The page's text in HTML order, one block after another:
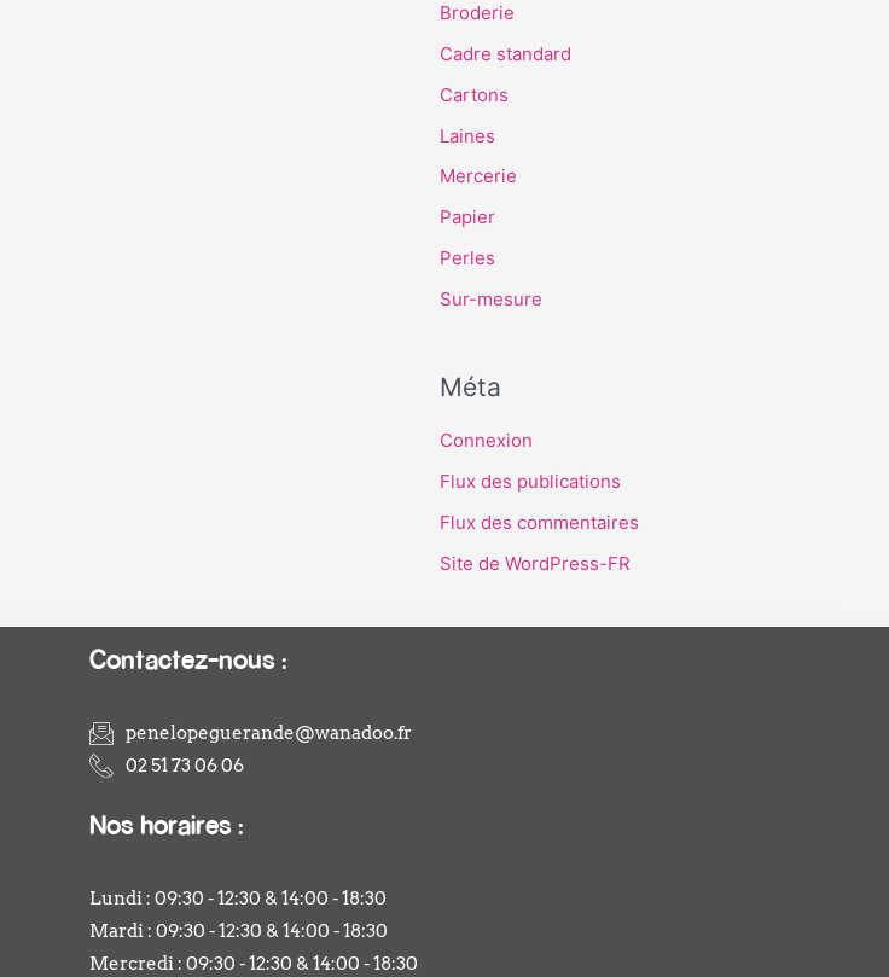
Broderie
Cadre standard
Cartons
Laines
Mercerie
Papier
Perles
Sur-mesure
Méta
Connexion
Flux des publications
Flux des commentaires
Site de WordPress-FR
Contactez-nous :
penelopeguerande@wanadoo.fr
02 51 73 06 06
Nos horaires :
Lundi : 09:30 - 12:30 & 14:00 - 18:30
Mardi : 09:30 - 12:30 & 14:00 - 18:30
Mercredi : 09:30 - 12:30 & 14:00 - 18:30